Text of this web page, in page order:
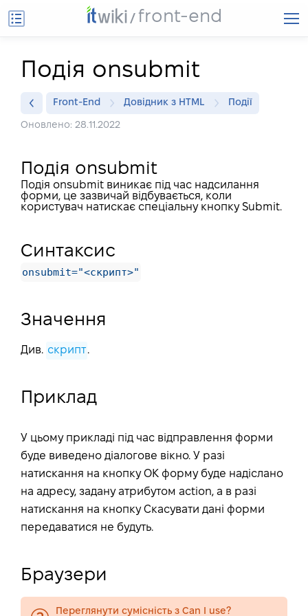
front-end
Подія onsubmit
Front-End Довідник з HTML Події
Оновлено: 28.11.2022
Подія onsubmit
Подія onsubmit виникає під час надсилання
форми, це зазвичай відбувається, коли
користувач натискає спеціальну кнопку Submit.
Синтаксис
onsubmit="<скрипт>"
Значення
Див. скрипт .
Приклад
У цьому прикладі під час відправлення форми
буде виведено діалогове вікно. У разі
натискання на кнопку ОК форму буде надіслано
на адресу, задану атрибутом action, а в разі
натискання на кнопку Скасувати дані форми
передаватися не будуть.
Браузери
Переглянути сумісність з Can I use?